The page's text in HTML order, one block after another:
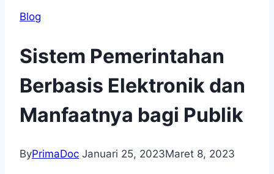
Blog
Sistem Pemerintahan
Berbasis Elektronik dan
Manfaatnya bagi Publik
ByPrimaDoc Januari 25, 2023Maret 8, 2023